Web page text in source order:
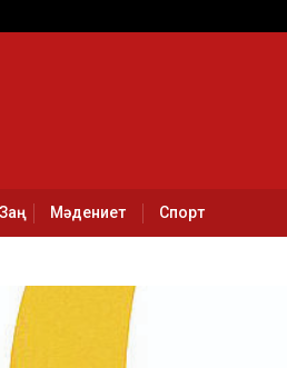
Заң Мәдениет Спорт